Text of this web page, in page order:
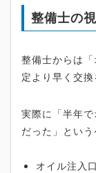
整備士の
整備士からは
定より早く交換
実際に「半年
だった」という
オイル注入